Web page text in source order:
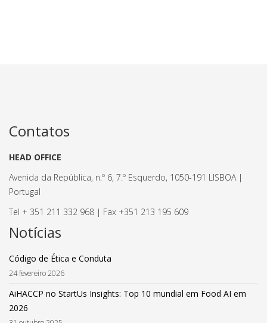
Contatos
HEAD OFFICE
Avenida da República, n.º 6, 7.º Esquerdo, 1050-191 LISBOA |
Portugal
Tel + 351 211 332 968 | Fax +351 213 195 609
Notícias
Código de Ética e Conduta
24 fevereiro 2026
AiHACCP no StartUs Insights: Top 10 mundial em Food AI em
2026